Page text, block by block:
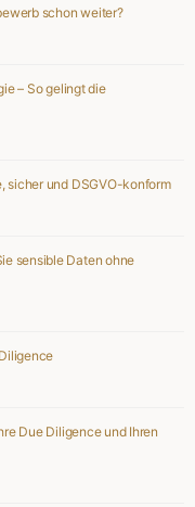
schon weiter?
– So gelingt die
sicher und DSGVO-konform
sensible Daten ohne
Due Diligence und Ihren